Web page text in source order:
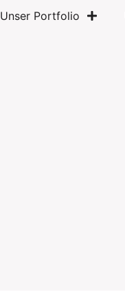
Unser Portfolio